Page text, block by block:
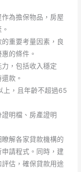
為擔保物品，房屋
重要考量因素，良
的條件。
，包括收入穩定
款。
上，且年齡不超過65
明檔、房產證明
解各家貸款機構的
請程式。同時，建
估，確保貸款用途